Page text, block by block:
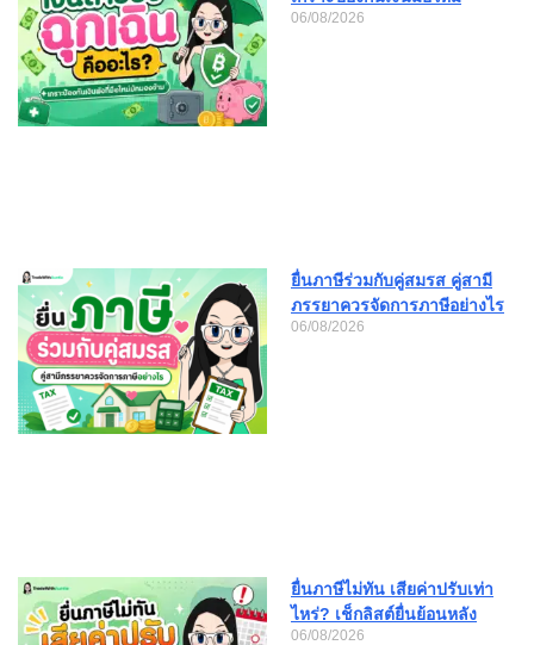
06/08/2026
ยื่นภาษีร่วมกับคู่สมรส คู่สามี
ภรรยาควรจัดการภาษีอย่างไร
06/08/2026
ยื่นภาษีไม่ทัน เสียค่าปรับเท่า
ไหร่? เช็กลิสต์ยื่นย้อนหลัง
06/08/2026